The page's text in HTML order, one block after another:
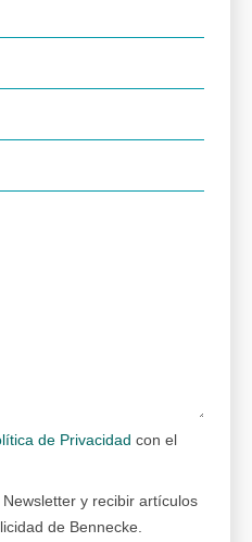
de Privacidad con el
y recibir artículos
de Bennecke.